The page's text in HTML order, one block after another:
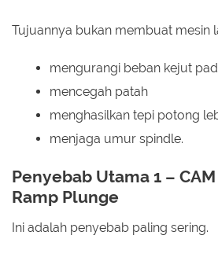
Tujuannya bukan membuat mesin
mengurangi beban kejut
mencegah patah
menghasilkan tepi potong
menjaga umur spindle.
Penyebab Utama 1 –
Ramp Plunge
Ini adalah penyebab paling sering.